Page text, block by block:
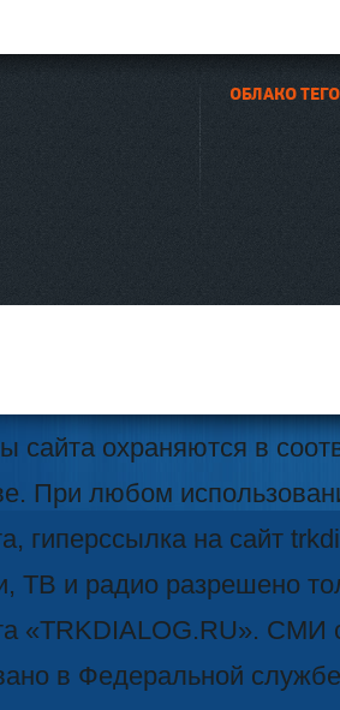
ОБЛАКО
сайта охраняются в
При любом
гиперссылка на сайт
ТВ и радио разрешено
«TRKDIALOG.RU». СМИ
в Федеральной